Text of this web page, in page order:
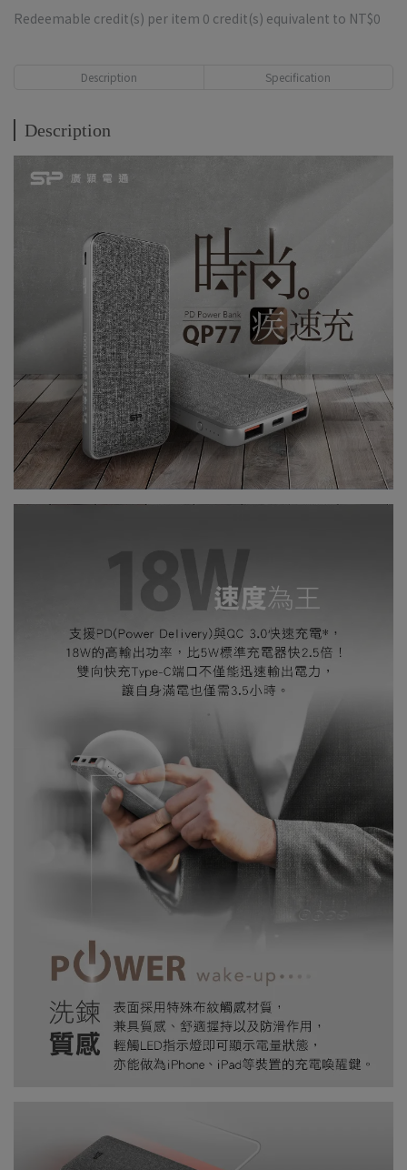
Redeemable credit(s) per item 0 credit(s) equivalent to NT$0
Description Specification
Description